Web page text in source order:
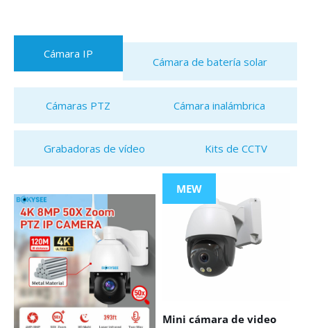
Cámara IP
Cámara de batería solar
Cámaras PTZ Cámara inalámbrica
Grabadoras de vídeo Kits de CCTV
MEW
Mini cámara de video